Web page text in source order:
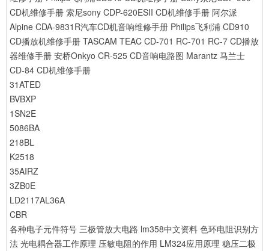
CD机维修手册 索尼sony CDP-620ESII CD机维修手册 阿尔派
Alpine CDA-9831R汽车CD机音响维修手册 Philips飞利浦 CD910
CD播放机维修手册 TASCAM TEAC CD-701 RC-701 RC-7 CD播放
器维修手册 安桥Onkyo CR-525 CD音响电路图 Marantz 马兰士
CD-84 CD机维修手册
31ATED
BVBXP
1SN2E
5086BA
218BL
K2518
35AIRZ
3ZB0E
LD2117AL36A
CBR
各种电子元件符号 三极管放大电路 lm358中文资料 色环电阻识别方
法 光电耦合器工作原理 压敏电阻的作用 LM324应用原理 稳压二极